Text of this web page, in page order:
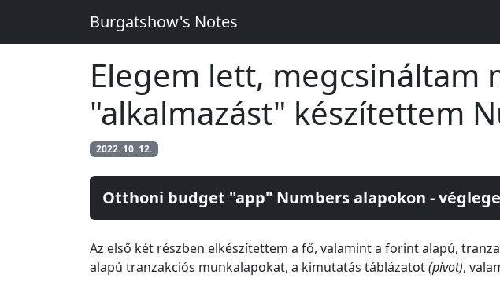
Burgatshow's Notes
Elegem lett, megcsináltam
"alkalmazást" készítettem
2022. 10. 12.
Otthoni budget "app" Numbers alapokon -
Az első két részben elkészítettem a fő, valamint a forint alapú,
alapú tranzakciós munkalapokat, a kimutatás táblázatot(pivot),